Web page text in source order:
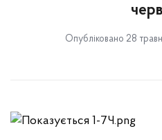
Опубліковано 28